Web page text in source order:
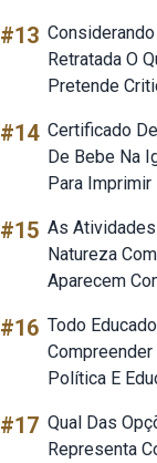
#13
Retratada O
Pretende
#14 Certificado
De Bebe Na
Para Imprimir
#15 As
Natureza
Aparecem
#16 Todo
Compreender
Política E
#17 Qual Das
Representa